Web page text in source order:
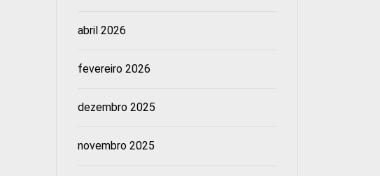
abril 2026
fevereiro 2026
dezembro 2025
novembro 2025